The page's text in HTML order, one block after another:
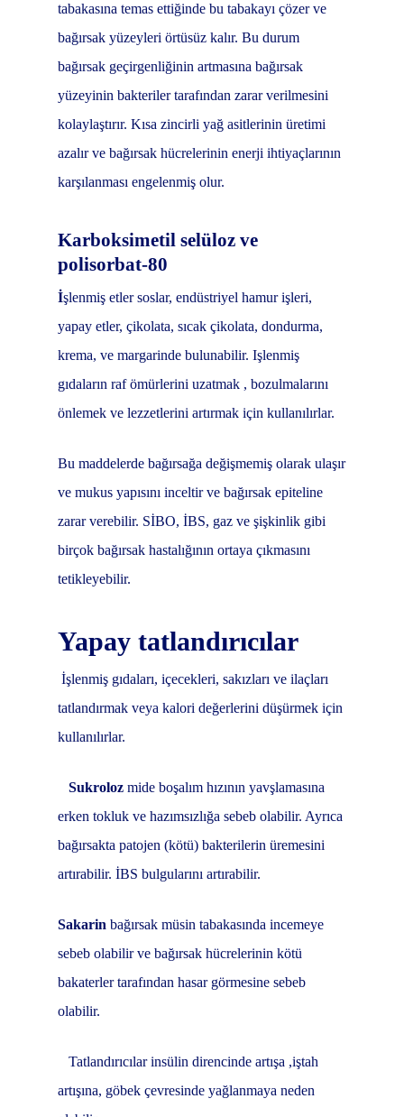
tabakasına temas ettiğinde bu tabakayı çözer ve
bağırsak yüzeyleri örtüsüz kalır. Bu durum
bağırsak geçirgenliğinin artmasına bağırsak
yüzeyinin bakteriler tarafından zarar verilmesini
kolaylaştırır. Kısa zincirli yağ asitlerinin üretimi
azalır ve bağırsak hücrelerinin enerji ihtiyaçlarının
karşılanması engelenmiş olur.
Karboksimetil selüloz ve
polisorbat-80
İşlenmiş etler soslar, endüstriyel hamur işleri,
yapay etler, çikolata, sıcak çikolata, dondurma,
krema, ve margarinde bulunabilir. Işlenmiş
gıdaların raf ömürlerini uzatmak , bozulmalarını
önlemek ve lezzetlerini artırmak için kullanılırlar.
Bu maddelerde bağırsağa değişmemiş olarak ulaşır
ve mukus yapısını inceltir ve bağırsak epiteline
zarar verebilir. SİBO, İBS, gaz ve şişkinlik gibi
birçok bağırsak hastalığının ortaya çıkmasını
tetikleyebilir.
Yapay tatlandırıcılar
İşlenmiş gıdaları, içecekleri, sakızları ve ilaçları
tatlandırmak veya kalori değerlerini düşürmek için
kullanılırlar.
Sukroloz mide boşalım hızının yavşlamasına
erken tokluk ve hazımsızlığa sebeb olabilir. Ayrıca
bağırsakta patojen (kötü) bakterilerin üremesini
artırabilir. İBS bulgularını artırabilir.
Sakarin bağırsak müsin tabakasında incemeye
sebeb olabilir ve bağırsak hücrelerinin kötü
bakaterler tarafından hasar görmesine sebeb
olabilir.
Tatlandırıcılar insülin direncinde artışa ,iştah
artışına, göbek çevresinde yağlanmaya neden